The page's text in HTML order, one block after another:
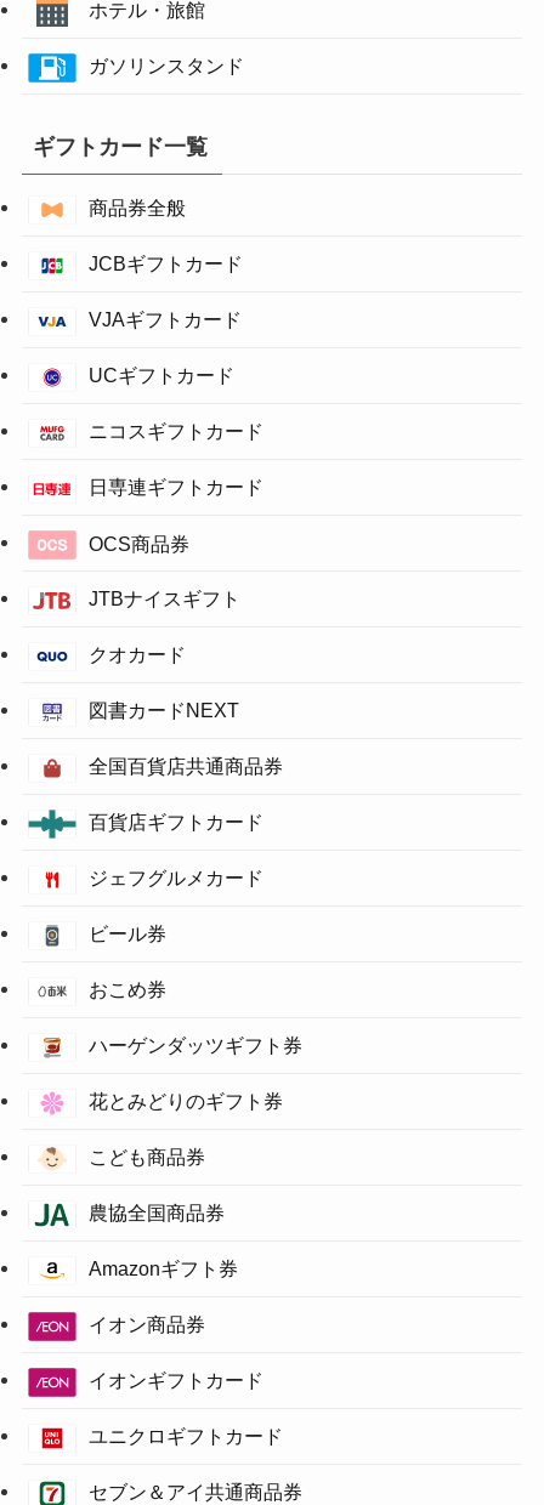
ギフトカード一覧
商品券全般
JCBギフトカード
VJAギフトカード
UCギフトカード
ニコスギフトカード
日専連ギフトカード
OCS商品券
JTBナイスギフト
クオカード
図書カードNEXT
全国百貨店共通商品券
百貨店ギフトカード
ジェフグルメカード
ビール券
おこめ券
ハーゲンダッツギフト券
花とみどりのギフト券
こども商品券
農協全国商品券
Amazonギフト券
イオン商品券
イオンギフトカード
ユニクロギフトカード
セブン＆アイ共通商品券
ホテル・旅館
ガソリンスタンド